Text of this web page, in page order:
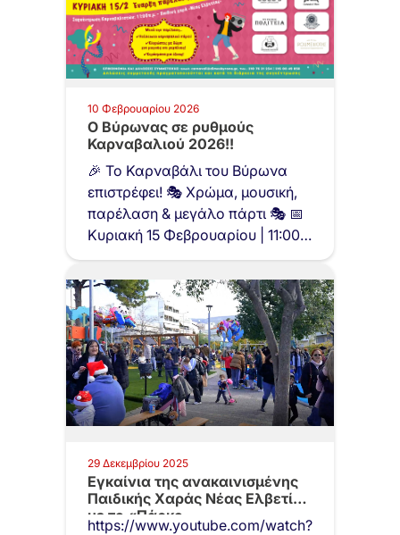
10 Φεβρουαρίου 2026
O Βύρωνας σε ρυθμούς
Καρναβαλιού 2026!!
🎉 Το Καρναβάλι του Βύρωνα
επιστρέφει! 🎭 Χρώμα, μουσική,
παρέλαση & μεγάλο πάρτι 🎭 📅
Κυριακή 15 Φεβρουαρίου | 11:00…
29 Δεκεμβρίου 2025
Εγκαίνια της ανακαινισμένης
Παιδικής Χαράς Νέας Ελβετίας
με το «Πάρκο…
https://www.youtube.com/watch?